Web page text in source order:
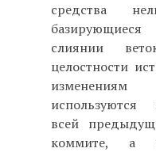
средства
слиянии
целостности
используются
всей
коммите, а